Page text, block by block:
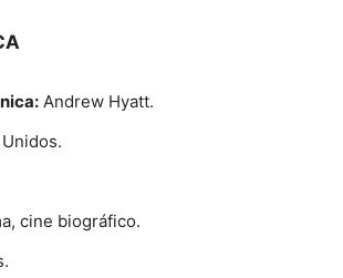
Andrew Hyatt.
cine biográfico.